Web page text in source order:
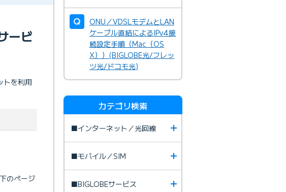
ービ
トを利用
のページ
ONU／VDSLモデムとLAN
ケーブル直結によるIPv4接
続設定手順（Mac（OS
X））(BIGLOBE光/フレッ
ツ光/ドコモ光)
カテゴリ検索
■インターネット／光回線
■モバイル／SIM
■BIGLOBEサービス